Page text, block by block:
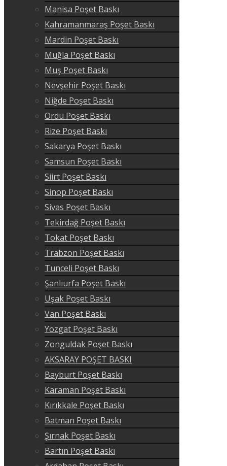
Manisa Poşet Baskı
Kahramanmaraş Poşet Baskı
Mardin Poşet Baskı
Muğla Poşet Baskı
Muş Poşet Baskı
Nevşehir Poşet Baskı
Niğde Poşet Baskı
Ordu Poşet Baskı
Rize Poşet Baskı
Sakarya Poşet Baskı
Samsun Poşet Baskı
Siirt Poşet Baskı
Sinop Poşet Baskı
Sivas Poşet Baskı
Tekirdağ Poşet Baskı
Tokat Poşet Baskı
Trabzon Poşet Baskı
Tunceli Poşet Baskı
Şanlıurfa Poşet Baskı
Uşak Poşet Baskı
Van Poşet Baskı
Yozgat Poşet Baskı
Zonguldak Poşet Baskı
AKSARAY POŞET BASKI
Bayburt Poşet Baskı
Karaman Poşet Baskı
Kırıkkale Poşet Baskı
Batman Poşet Baskı
Şırnak Poşet Baskı
Bartın Poşet Baskı